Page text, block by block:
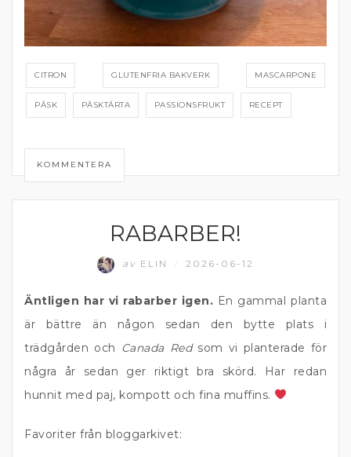
CITRON GLUTENFRIA BAKVERK MASCARPONE
PÅSK PÅSKTÅRTA PASSIONSFRUKT RECEPT
KOMMENTERA
RABARBER!
av ELIN 2026-06-12
Äntligen har vi rabarber igen. En gammal planta
är bättre än någon sedan den bytte plats i
trädgården och Canada Redsom vi planterade för
några år sedan ger riktigt bra skörd. Har redan
hunnit med paj, kompott och fina muffins.
Favoriter från bloggarkivet: